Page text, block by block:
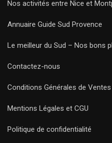
Nos activités entre Nice et
Annuaire Guide Sud Provence
Le meilleur du Sud – Nos bons
Contactez-nous
Conditions Générales de Ventes
Mentions Légales et CGU
Politique de confidentialité